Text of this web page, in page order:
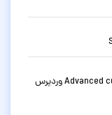
افزونه فارسی مدیریت زمینه دلخواه Advanced custom fields وردپرس